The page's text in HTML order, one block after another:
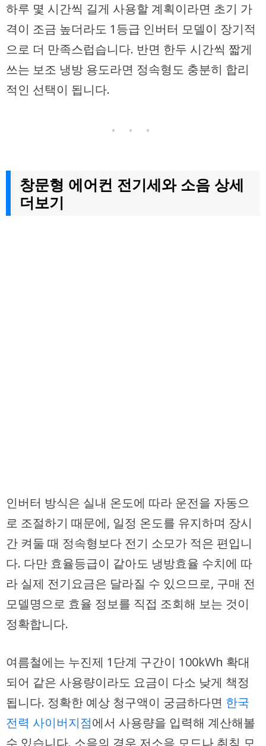
하루 몇 시간씩 길게 사용할 계획이라면 초기 가
격이 조금 높더라도 1등급 인버터 모델이 장기적
으로 더 만족스럽습니다. 반면 한두 시간씩 짧게
쓰는 보조 냉방 용도라면 정속형도 충분히 합리
적인 선택이 됩니다.
• • •
창문형 에어컨 전기세와 소음 상세
더보기
인버터 방식은 실내 온도에 따라 운전을 자동으
로 조절하기 때문에, 일정 온도를 유지하며 장시
간 켜둘 때 정속형보다 전기 소모가 적은 편입니
다. 다만 효율등급이 같아도 냉방효율 수치에 따
라 실제 전기요금은 달라질 수 있으므로, 구매 전
모델명으로 효율 정보를 직접 조회해 보는 것이
정확합니다.
여름철에는 누진제 1단계 구간이 100kWh 확대
되어 같은 사용량이라도 요금이 다소 낮게 책정
됩니다. 정확한 예상 청구액이 궁금하다면 한국
전력 사이버지점에서 사용량을 입력해 계산해볼